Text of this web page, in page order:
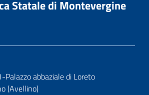
Statale di Montevergine
Palazzo abbaziale di Loreto
(Avellino)